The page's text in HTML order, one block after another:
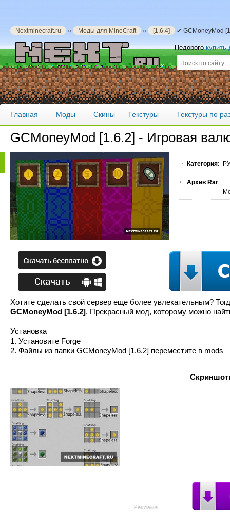
Nextminecraft.ru » Моды для MineCraft » [1.6.4] ✔ GCMoneyMod
Недорогокупить
Главная Моды Скины Текстуры Текстуры по
GCMoneyMod [1.6.2] - Игровая
Категория:
Архив Rar
Хотите сделать свой сервер еще более увлекательным?
GCMoneyMod [1.6.2]. Прекрасный мод, которому можно
Установка
1. Установите Forge
2. Файлы из папки GCMoneyMod [1.6.2] переместите в mods